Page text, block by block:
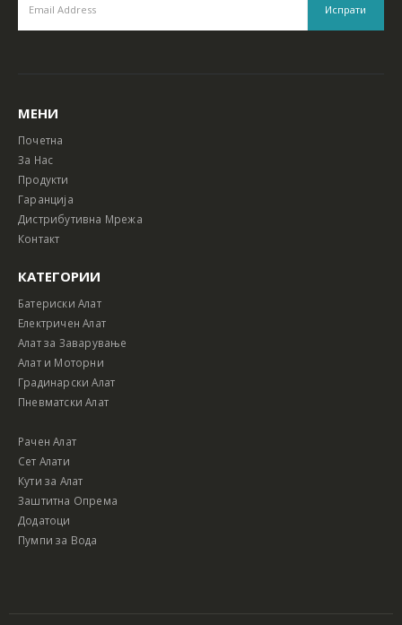
МЕНИ
Почетна
За Нас
Продукти
Гаранција
Дистрибутивна Мрежа
Контакт
КАТЕГОРИИ
Батериски Алат
Електричен Алат
Алат за Заварување
Алат и Моторни
Градинарски Алат
Пневматски Алат
Рачен Алат
Сет Алати
Кути за Алат
Заштитна Опрема
Додатоци
Пумпи за Вода